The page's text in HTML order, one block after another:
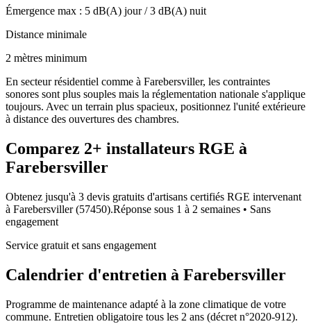
Émergence max : 5 dB(A) jour /3 dB(A) nuit
Distance minimale
2 mètres minimum
En secteur résidentiel comme à Farebersviller, les contraintes
sonores sont plus souples mais la réglementation nationale s'applique
toujours. Avec un terrain plus spacieux, positionnez l'unité extérieure
à distance des ouvertures des chambres.
Comparez 2+ installateurs RGE à
Farebersviller
Obtenez jusqu'à 3 devis gratuits d'artisans certifiés RGE intervenant
à Farebersviller(57450).Réponse sous 1 à 2 semaines • Sans
engagement
Service gratuit et sans engagement
Calendrier d'entretien à Farebersviller
Programme de maintenance adapté à la zone climatique de votre
commune. Entretien obligatoire tous les 2 ans (décret n°2020-912).